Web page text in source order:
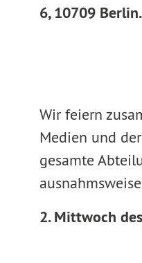
6, 10709 Berlin.
Wir feiern
Medien und
gesamte
2. Mittwoch